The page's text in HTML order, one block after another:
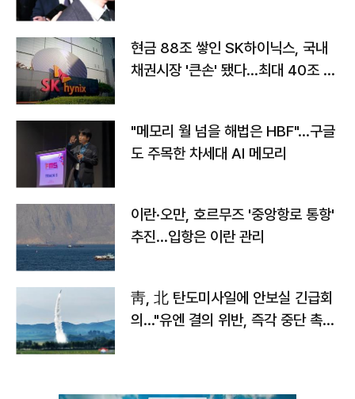
현금 88조 쌓인 SK하이닉스, 국내
채권시장 '큰손' 됐다…최대 40조 투
"메모리 월 넘을 해법은 HBF"…구글
도 주목한 차세대 AI 메모리
이란·오만, 호르무즈 '중앙항로 통항'
추진…입항은 이란 관리
靑, 北 탄도미사일에 안보실 긴급회
의…"유엔 결의 위반, 즉각 중단 촉